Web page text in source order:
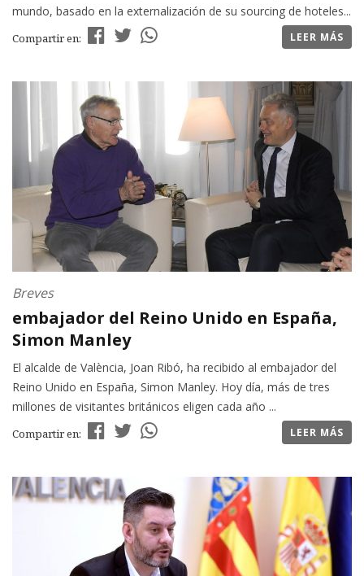
mundo, basado en la externalización de su sourcing de hoteles...
Compartir en: LEER MÁS
Breves
embajador del Reino Unido en España,
Simon Manley
El alcalde de València, Joan Ribó, ha recibido al embajador del
Reino Unido en España, Simon Manley. Hoy día, más de tres
millones de visitantes británicos eligen cada año ...
Compartir en: LEER MÁS